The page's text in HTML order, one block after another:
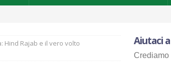
Hind Rajab e il vero volto
Aiutaci